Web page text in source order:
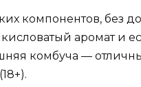
компонентов, без
аромат и
комбуча —